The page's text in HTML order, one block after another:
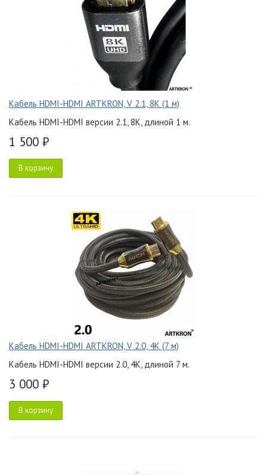
Кабель HDMI-HDMI ARTKRON, V 2.1, 8K (1 м)
Кабель HDMI-HDMI версии 2.1, 8K, длиной 1 м.
1 500 ₽
В корзину
Кабель HDMI-HDMI ARTKRON, V 2.0, 4K (7 м)
Кабель HDMI-HDMI версии 2.0, 4K, длиной 7 м.
3 000 ₽
В корзину